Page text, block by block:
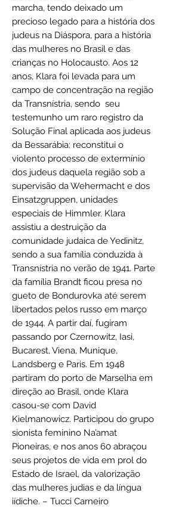
marcha, tendo deixado um
precioso legado para a história dos
judeus na Diáspora, para a história
das mulheres no Brasil e das
crianças no Holocausto. Aos 12
anos, Klara foi levada para um
campo de concentração na região
da Transnístria, sendo seu
testemunho um raro registro da
Solução Final aplicada aos judeus
da Bessarábia: reconstitui o
violento processo de extermínio
dos judeus daquela região sob a
supervisão da Wehermacht e dos
Einsatzgruppen, unidades
especiais de Himmler. Klara
assistiu a destruição da
comunidade judaica de Yedinitz,
sendo a sua família conduzida à
Transnístria no verão de 1941. Parte
da família Brandt ficou presa no
gueto de Bondurovka até serem
libertados pelos russo em março
de 1944. A partir daí, fugiram
passando por Czernowitz, Iasi,
Bucarest, Viena, Munique,
Landsberg e Paris. Em 1948
partiram do porto de Marselha em
direção ao Brasil, onde Klara
casou-se com David
Kielmanowicz. Participou do grupo
sionista feminino Na’amat
Pioneiras, e nos anos 60 abraçou
seus projetos de vida em prol do
Estado de Israel, da valorização
das mulheres judias e da língua
iídiche. – Tucci Carneiro